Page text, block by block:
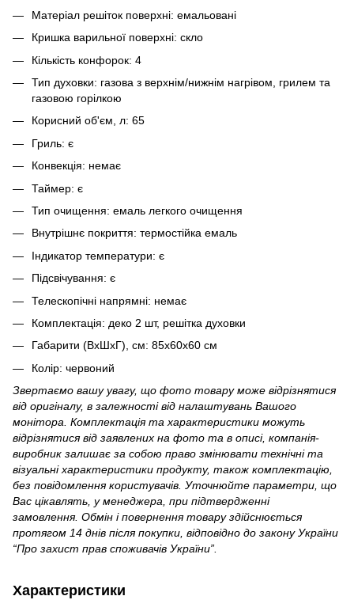
Матеріал решіток поверхні: емальовані
Кришка варильної поверхні: скло
Кількість конфорок: 4
Тип духовки: газова з верхнім/нижнім нагрівом, грилем та
газовою горілкою
Корисний об'єм, л: 65
Гриль: є
Конвекція: немає
Таймер: є
Тип очищення: емаль легкого очищення
Внутрішнє покриття: термостійка емаль
Індикатор температури: є
Підсвічування: є
Телескопічні напрямні: немає
Комплектація: деко 2 шт, решітка духовки
Габарити (ВхШхГ), см: 85х60х60 см
Колір: червоний
Звертаємо вашу увагу, що фото товару може відрізнятися
від оригіналу, в залежності від налаштувань Вашого
монітора. Комплектація та характеристики можуть
відрізнятися від заявлених на фото та в описі, компанія-
виробник залишає за собою право змінювати технічні та
візуальні характеристики продукту, також комплектацію,
без повідомлення користувачів. Уточнюйте параметри, що
Вас цікавлять, у менеджера, при підтвердженні
замовлення. Обмін і повернення товару здійснюється
протягом 14 днів після покупки, відповідно до закону України
“Про захист прав споживачів України”.
Характеристики